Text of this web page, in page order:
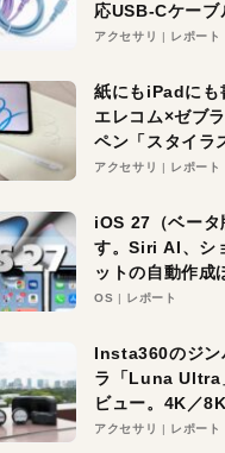
応USB-Cケーブ
を検証。超コス
アクセサリ レポート
紙にもiPadにも
エレコム×ゼブ
ペン「スタイラ
ェイ」レビュー
アクセサリ レポート
iOS 27（ベータ
す。Siri AI、シ
ットの自動作成
待大の便利機能5
る未来はすぐそ
OS レポート
Insta360のジン
ラ「Luna Ultra
ビュー。4K／
ーム・夜間撮影
アクセサリ レポート